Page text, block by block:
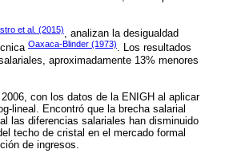
et al. (2015), analizan la desigualdad
Oaxaca-Blinder (1973). Los resultados
aproximadamente 13% menores
con los datos de la ENIGH al aplicar
lineal. Encontró que la brecha salarial
las diferencias salariales han disminuido
techo de cristal en el mercado formal
de ingresos.